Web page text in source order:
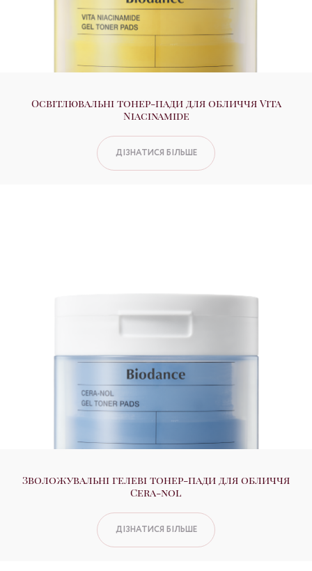
Освітлювальні тонер-пади для обличчя Vita
Niacinamide
ДІЗНАТИСЯ БІЛЬШЕ
Зволожувальні гелеві тонер-пади для обличчя
Cera-nol
ДІЗНАТИСЯ БІЛЬШЕ